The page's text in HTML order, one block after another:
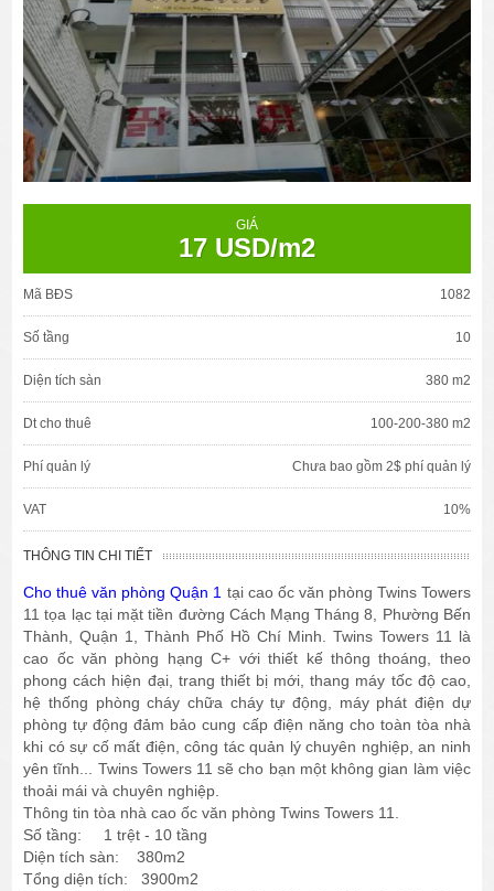
GIÁ
17 USD/m2
Mã BĐS 1082
Số tầng 10
Diện tích sàn 380 m2
Dt cho thuê 100-200-380 m2
Phí quản lý Chưa bao gồm 2$ phí quản lý
VAT 10%
THÔNG TIN CHI TIẾT
Cho thuê văn phòng Quận 1 tại cao ốc văn phòng Twins Towers
11 tọa lạc tại mặt tiền đường Cách Mạng Tháng 8, Phường Bến
Thành, Quận 1, Thành Phố Hồ Chí Minh. Twins Towers 11 là
cao ốc văn phòng hạng C+ với thiết kế thông thoáng, theo
phong cách hiện đại, trang thiết bị mới, thang máy tốc độ cao,
hệ thống phòng cháy chữa cháy tự động, máy phát điện dự
phòng tự động đảm bảo cung cấp điện năng cho toàn tòa nhà
khi có sự cố mất điện, công tác quản lý chuyên nghiệp, an ninh
yên tĩnh... Twins Towers 11 sẽ cho bạn một không gian làm việc
thoải mái và chuyên nghiệp.
Thông tin tòa nhà cao ốc văn phòng Twins Towers 11.
Số tầng: 1 trệt - 10 tầng
Diện tích sàn: 380m2
Tổng diện tích: 3900m2